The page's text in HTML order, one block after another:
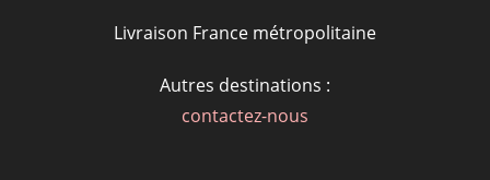
Livraison France métropolitaine
Autres destinations :
contactez-nous